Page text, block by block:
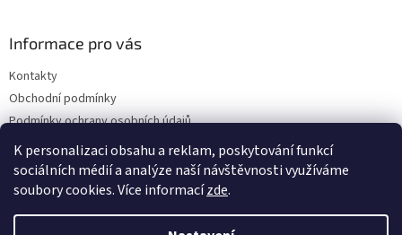
K personalizaci obsahu a reklam, poskytování funkcí
sociálních médií a analýze naší návštěvnosti využíváme
soubory cookies. Více informacízde.
Informace pro vás
Kontakty
Obchodní podmínky
Podmínky ochrany osobních údajů
Dodací a platební podmínky